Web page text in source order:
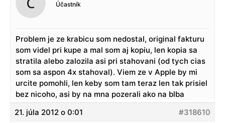
Účastník
Problem je ze krabicu som nedostal, original fakturu
som videl pri kupe a mal som aj kopiu, len kopia sa
stratila alebo zalozila asi pri stahovani (od tych cias
som sa aspon 4x stahoval). Viem ze v Apple by mi
urcite pomohli, len keby som tam teraz len tak prisiel
bez nicoho, asi by na mna pozerali ako na blba
21. júla 2012 o 0:01
#318610